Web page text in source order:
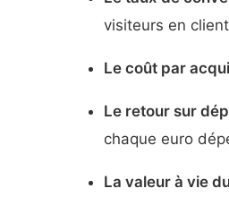
visiteurs en
Le coût par
Le retour sur
chaque euro
La valeur à vie